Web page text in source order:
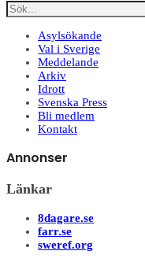
Asylsökande
Val i Sverige
Meddelande
Arkiv
Idrott
Svenska Press
Bli medlem
Kontakt
Annonser
Länkar
8dagare.se
farr.se
sweref.org